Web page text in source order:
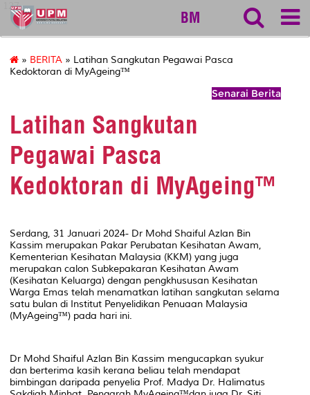
127
BM
» BERITA » Latihan Sangkutan Pegawai Pasca
Kedoktoran di MyAgeing™
Senarai Berita
Latihan Sangkutan
Pegawai Pasca
Kedoktoran di MyAgeing™
Serdang, 31 Januari 2024- Dr Mohd Shaiful Azlan Bin
Kassim merupakan Pakar Perubatan Kesihatan Awam,
Kementerian Kesihatan Malaysia (KKM) yang juga
merupakan calon Subkepakaran Kesihatan Awam
(Kesihatan Keluarga) dengan pengkhususan Kesihatan
Warga Emas telah menamatkan latihan sangkutan selama
satu bulan di Institut Penyelidikan Penuaan Malaysia
(MyAgeing™) pada hari ini.
Dr Mohd Shaiful Azlan Bin Kassim mengucapkan syukur
dan berterima kasih kerana beliau telah mendapat
bimbingan daripada penyelia Prof. Madya Dr. Halimatus